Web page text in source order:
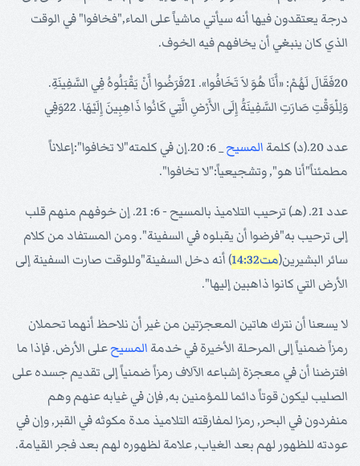
درجة يعتقدون فيها أنه سيأتي ماشياً على الماء,"فخافوا" في الوقت
الذي كان ينبغي أن يخافهم فيه الخوف.
20فَقَالَ لَهُمْ: «أَنَا هُوَ لاَ تَخَافُوا». 21فَرَضُوا أَنْ يَقْبَلُوهُ فِي السَّفِينَةِ.
وَلِلْوَقْتِ صَارَتِ السَّفِينَةُ إِلَى الأَرْضِ الَّتِي كَانُوا ذَاهِبِينَ إِلَيْهَا. 22وَفِي
عدد 20.(د) كلمة المسيح
_ 6: 20.إن في كلمته"لا تخافوا":إعلاناً
مطمئناً"أنا هو", وتشجيعياً:"لا تخافوا".
عدد 21. (هـ) ترحيب التلاميذ بالمسيح - 6: 21. إن خوفهم منهم قلب
إلى ترحيب به"فرضوا أن يقبلوه في السفينة". ومن المستفاد من كلام
سائر البشيرين(مت14:32
) أنه دخل السفينة"وللوقت صارت السفينة إلى
الأرض التي كانوا ذاهبين إليها".
لا يسعنا أن نترك هاتين المعجزتين من غير أن نلاحظ أنهما تحملان
رمزاً ضمنياً إلى المرحلة الأخيرة في خدمة المسيحعلى الأرض. فإذا ما
افترضنا أن في معجزة إشباعه الآلاف رمزاً ضمنياً إلى تقديم جسده على
الصليب ليكون قوتاً دائما للمؤمنين به, فإن في غيابه عنهم وهم
منفردون في البحر, رمزا لمفارقته التلاميذ مدة مكوثه في القبر, وإن في
عودته للظهور لهم بعد الغياب, علامة لظهوره لهم بعد فجر القيامة.